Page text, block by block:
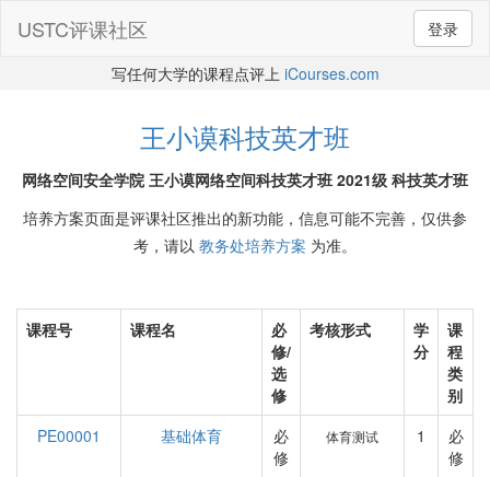
登录
USTC评课社区
写任何大学的课程点评上 iCourses.com
王小谟科技英才班
网络空间安全学院 王小谟网络空间科技英才班 2021级 科技英才班
培养方案页面是评课社区推出的新功能，信息可能不完善，仅供参
考，请以 教务处培养方案 为准。
课程号 课程名
必
修/
选
修
考核形式
学
分
课
程
类
别
PE00001
基础体育
必
修
体育测试 1
必
修